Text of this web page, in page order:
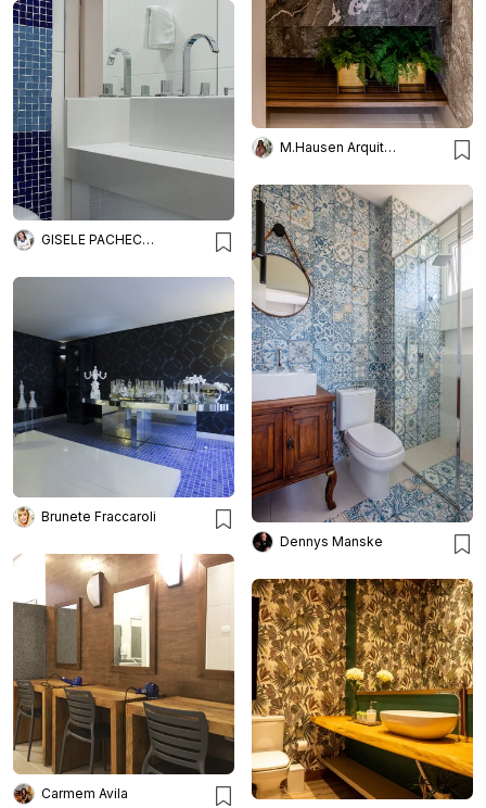
M.Hausen Arquitetura
GISELE PACHECO ARQUITETURA E INTERIORES
Dennys Manske
Brunete Fraccaroli
Carmem Avila